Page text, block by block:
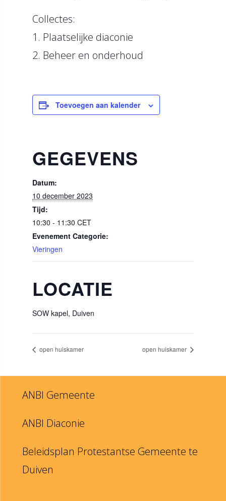
Collectes:
1. Plaatselijke diaconie
2. Beheer en onderhoud
Toevoegen aan kalender
GEGEVENS
Datum:
10 december 2023
Tijd:
10:30 - 11:30 CET
Evenement Categorie:
Vieringen
LOCATIE
SOW kapel, Duiven
open huiskamer open huiskamer
ANBI Gemeente
ANBI Diaconie
Beleidsplan Protestantse Gemeente te
Duiven